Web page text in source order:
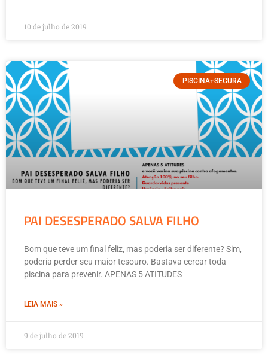
10 de julho de 2019
PISCINA+SEGURA
PAI DESESPERADO SALVA FILHO
Bom que teve um final feliz, mas poderia ser diferente? Sim,
poderia perder seu maior tesouro. Bastava cercar toda
piscina para prevenir. APENAS 5 ATITUDES
LEIA MAIS »
9 de julho de 2019